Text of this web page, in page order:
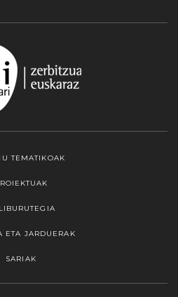
TEMATIKOAK
ETA JARDUERAK
SARIAK